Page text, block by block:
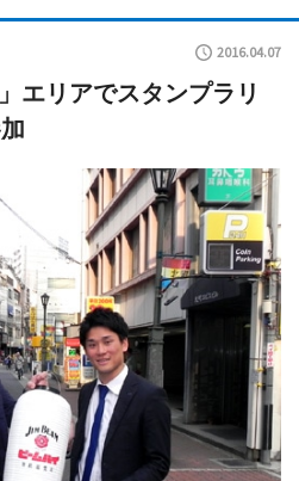
2016.04.07
エリアでスタンプラリ